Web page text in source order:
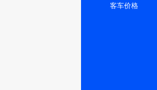
客车价格